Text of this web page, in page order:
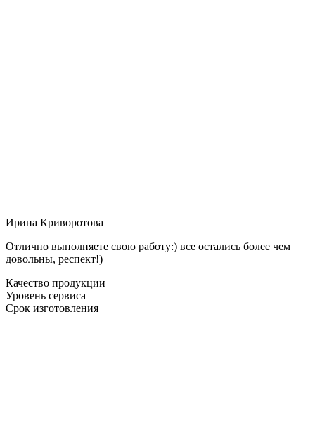
Ирина Криворотова
Отлично выполняете свою работу:) все остались более чем
довольны, респект!)
Качество продукции
Уровень сервиса
Срок изготовления